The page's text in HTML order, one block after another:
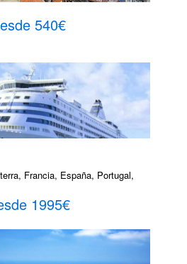
540€
Francia, España, Portugal,
1995€